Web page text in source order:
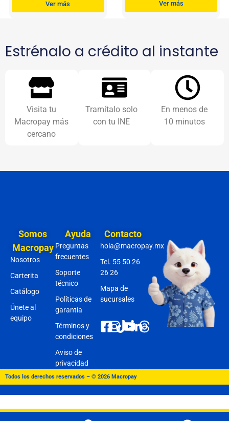
Ver más Ver más
Estrénalo a crédito al instante
Visita tu
Macropay más
cercano
Tramítalo solo
con tu INE
En menos de
10 minutos
Somos
Macropay
Nosotros
Carterita
Catálogo
Únete al
equipo
Ayuda
Preguntas
frecuentes
Soporte
técnico
Políticas de
garantía
Términos y
condiciones
Aviso de
privacidad
Contacto
hola@macropay.mx
Tel. 55 50 26
26 26
Mapa de
sucursales
Todos los derechos reservados – © 2026 Macropay